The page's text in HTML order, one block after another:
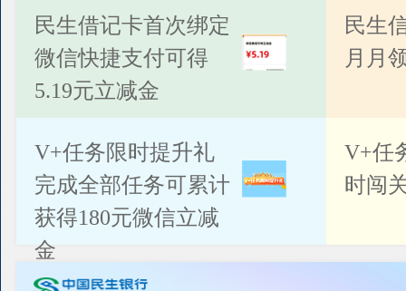
公告
民生借记卡首次绑定
微信快捷支付可得
5.19元立减金
民生
月月
V+任务限时提升礼
完成全部任务可累计
获得180元微信立减
金
V+任
时闯